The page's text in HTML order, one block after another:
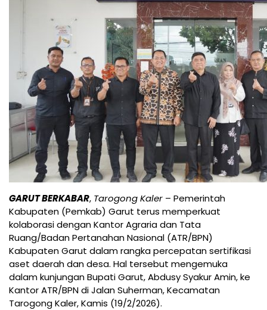
GARUT BERKABAR, Tarogong Kaler – Pemerintah
Kabupaten (Pemkab) Garut terus memperkuat
kolaborasi dengan Kantor Agraria dan Tata
Ruang/Badan Pertanahan Nasional (ATR/BPN)
Kabupaten Garut dalam rangka percepatan sertifikasi
aset daerah dan desa. Hal tersebut mengemuka
dalam kunjungan Bupati Garut, Abdusy Syakur Amin, ke
Kantor ATR/BPN di Jalan Suherman, Kecamatan
Tarogong Kaler, Kamis (19/2/2026).